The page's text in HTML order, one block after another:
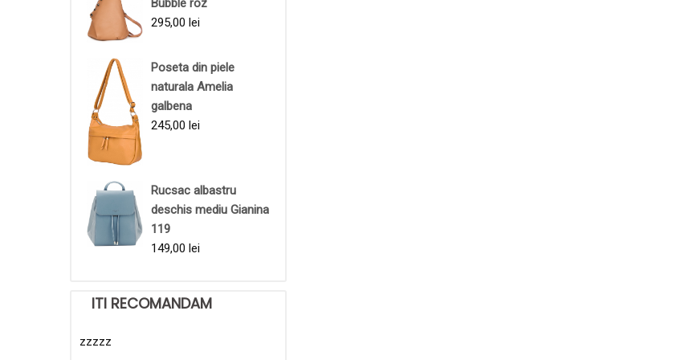
Bubble roz
295,00 lei
Poseta din piele
naturala Amelia
galbena
245,00 lei
Rucsac albastru
deschis mediu Gianina
119
149,00 lei
ITI RECOMANDAM
zzzzz